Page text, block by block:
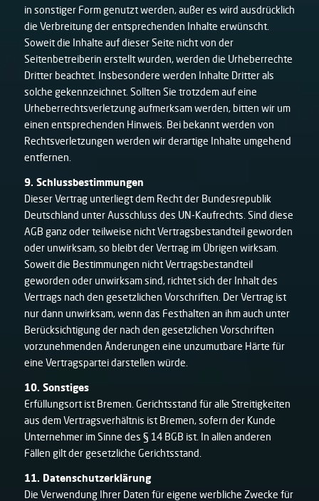
in sonstiger Form genutzt werden, außer es wird ausdrücklich
die Verbreitung der entsprechenden Inhalte erwünscht.
Soweit die Inhalte auf dieser Seite nicht von der
Seitenbetreiberin erstellt wurden, werden die Urheberrechte
Dritter beachtet. Insbesondere werden Inhalte Dritter als
solche gekennzeichnet. Sollten Sie trotzdem auf eine
Urheberrechtsverletzung aufmerksam werden, bitten wir um
einen entsprechenden Hinweis. Bei bekannt werden von
Rechtsverletzungen werden wir derartige Inhalte umgehend
entfernen.
9. Schlussbestimmungen
Dieser Vertrag unterliegt dem Recht der Bundesrepublik
Deutschland unter Ausschluss des UN-Kaufrechts. Sind diese
AGB ganz oder teilweise nicht Vertragsbestandteil geworden
oder unwirksam, so bleibt der Vertrag im Übrigen wirksam.
Soweit die Bestimmungen nicht Vertragsbestandteil
geworden oder unwirksam sind, richtet sich der Inhalt des
Vertrags nach den gesetzlichen Vorschriften. Der Vertrag ist
nur dann unwirksam, wenn das Festhalten an ihm auch unter
Berücksichtigung der nach den gesetzlichen Vorschriften
vorzunehmenden Änderungen eine unzumutbare Härte für
eine Vertragspartei darstellen würde.
10. Sonstiges
Erfüllungsort ist Bremen. Gerichtsstand für alle Streitigkeiten
aus dem Vertragsverhältnis ist Bremen, sofern der Kunde
Unternehmer im Sinne des § 14 BGB ist. In allen anderen
Fällen gilt der gesetzliche Gerichtsstand.
11. Datenschutzerklärung
Die Verwendung Ihrer Daten für eigene werbliche Zwecke für